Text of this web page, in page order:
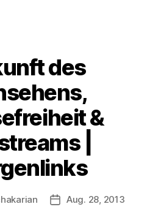
des
&
|
Veröffentlichungsdatum
Aug. 28, 2013